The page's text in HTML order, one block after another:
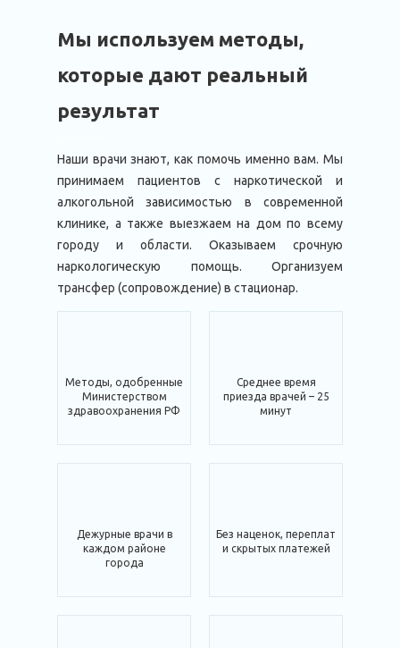
Мы используем методы,
которые дают реальный
результат
Наши врачи знают, как помочь именно вам. Мы
принимаем пациентов с наркотической и
алкогольной зависимостью в современной
клинике, а также выезжаем на дом по всему
городу и области. Оказываем срочную
наркологическую помощь. Организуем
трансфер (сопровождение) в стационар.
Методы, одобренные
Министерством
здравоохранения РФ
Среднее время
приезда врачей – 25
минут
Дежурные врачи в
каждом районе
города
Без наценок, переплат
и скрытых платежей